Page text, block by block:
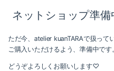
ネットショップ準備
ただ今、atelier kuanTARAで扱って
ご購入いただけるよう、準備中です
どうぞよろしくお願いします♡